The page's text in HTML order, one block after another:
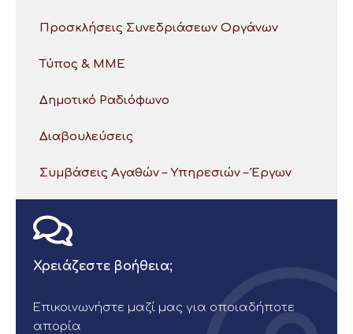
Προσκλήσεις Συνεδριάσεων Οργάνων
Τύπος & ΜΜΕ
Δημοτικό Ραδιόφωνο
Διαβουλεύσεις
Συμβάσεις Αγαθών – Υπηρεσιών – Έργων
Χρειάζεστε βοήθεια;
Επικοινωνήστε μαζί μας για οποιαδήποτε
απορία